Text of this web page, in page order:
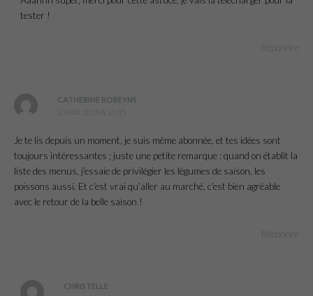
tester !
Répondre
CATHERINE ROBEYNS
23 MAI 2019 À 16:45
Je te lis depuis un moment, je suis même abonnée, et tes idées sont
toujours intéressantes ; juste une petite remarque : quand on établit la
liste des menus, j’essaie de privilégier les légumes de saison, les
poissons aussi. Et c’est vrai qu’aller au marché, c’est bien agréable
avec le retour de la belle saison !
Répondre
CHRISTELLE